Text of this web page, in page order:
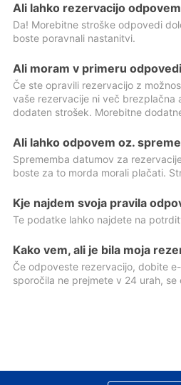
Ali lahko rezervacijo
Da! Morebitne stroške odpovedi
boste poravnali nastanitvi.
Ali moram v primeru
Če ste opravili rezervacijo z
vaše rezervacije ni več brezplačna
dodaten strošek. Morebitne
Ali lahko odpovem oz.
Sprememba datumov za
boste za to morda morali plačati.
Kje najdem svoja pravila
Te podatke lahko najdete na
Kako vem, ali je bila moja
Če odpoveste rezervacijo, dobite
sporočila ne prejmete v 24 urah,